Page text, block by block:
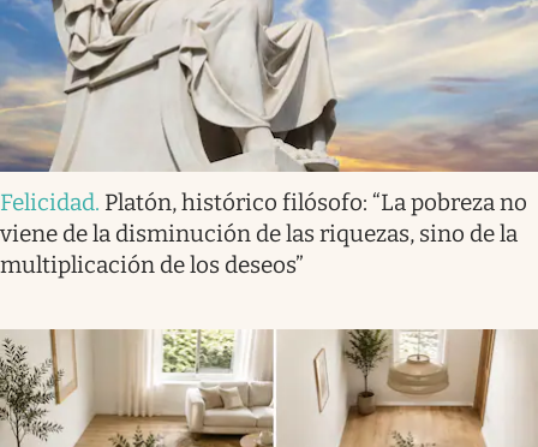
Felicidad. Platón, histórico filósofo: “La pobreza no
viene de la disminución de las riquezas, sino de la
multiplicación de los deseos”